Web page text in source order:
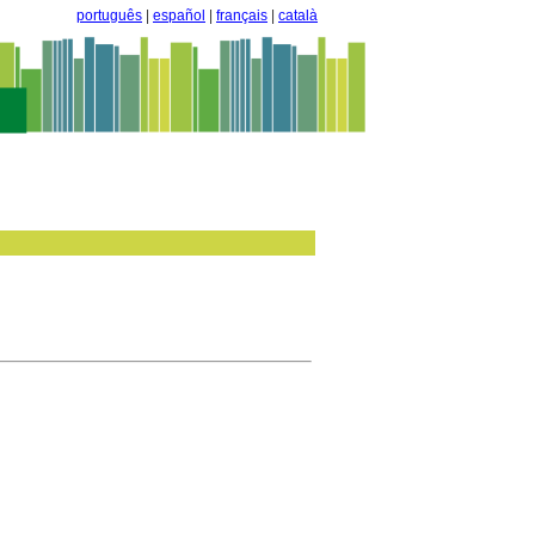
português español français català